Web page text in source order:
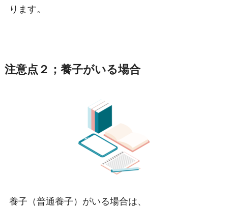
ります。
注意点２；養子がいる場合
養子（普通養子）がいる場合は、